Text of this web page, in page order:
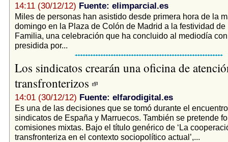
14:11 (30/12/12) Fuente: elimparcial.es
Miles de personas han asistido desde primera hora de la
domingo en la Plaza de Colón de Madrid a la festividad de
Familia, una celebración que ha concluido al mediodía
presidida por...
Los sindicatos crearán una oficina de
transfronterizos
14:01 (30/12/12) Fuente: elfarodigital.es
Es una de las decisiones que se tomó durante el
sindicatos de España y Marruecos. También se pretende
comisiones mixtas. Bajo el título genérico de ‘La
transfronteriza en el contexto sociopolítico actual’,...